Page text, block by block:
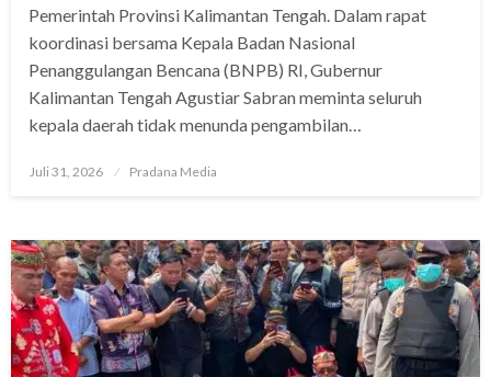
Pemerintah Provinsi Kalimantan Tengah. Dalam rapat
koordinasi bersama Kepala Badan Nasional
Penanggulangan Bencana (BNPB) RI, Gubernur
Kalimantan Tengah Agustiar Sabran meminta seluruh
kepala daerah tidak menunda pengambilan…
Juli 31, 2026 Pradana Media